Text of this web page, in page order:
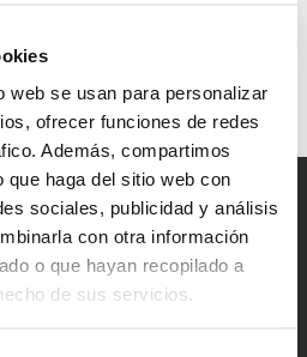
web se usan para personalizar
ofrecer funciones de redes
Además, compartimos
haga del sitio web con
sociales, publicidad y análisis
con otra información
o que hayan recopilado a
de sus servicios.
revolución del foil
una configuración de foil
usar fácilmente para todas las
rápidas
España y Portugal